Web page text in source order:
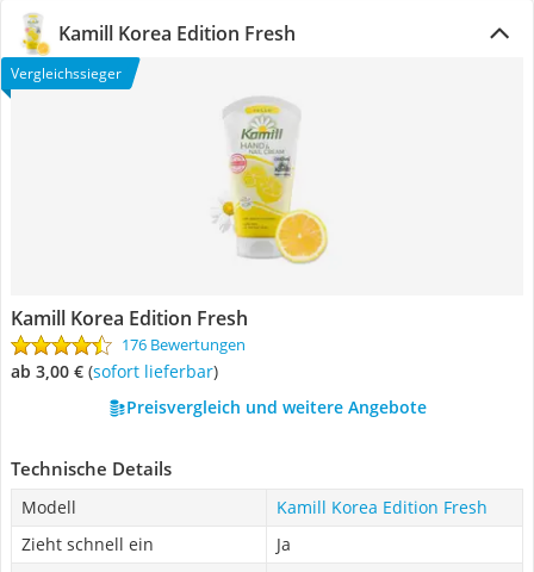
Kamill Korea Edition Fresh
Vergleichssieger
Kamill Korea Edition Fresh
176 Bewertungen
ab 3,00 € ( Sofort lieferbar)
Preisvergleich und weitere Angebote
Technische Details
Modell
Kamill Korea Edition Fresh
Zieht schnell ein
Ja